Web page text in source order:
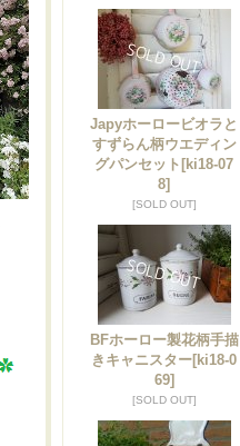
Japyホーロービオラと
すずらん柄ウエディン
グパンセット [ki18-07
8]
[SOLD OUT]
BFホーロー製花柄手描
きキャニスター[ki18-0
69]
[SOLD OUT]